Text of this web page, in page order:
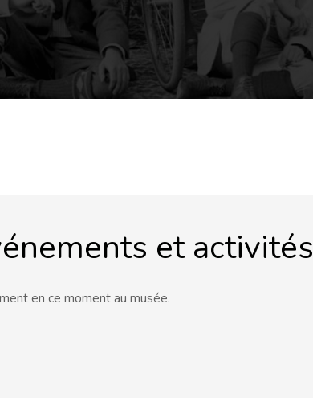
et activités
en ce moment au musée.